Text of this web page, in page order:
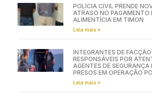
POLÍCIA CIVIL PRENDE
ATRASO NO PAGAMENTO
ALIMENTÍCIA EM TIMON
Leia mais »
INTEGRANTES DE
RESPONSÁVEIS POR
AGENTES DE SEGURANÇA
PRESOS EM OPERAÇÃO
Leia mais »